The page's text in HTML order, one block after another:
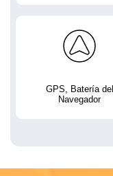
GPS, Batería del
Navegador